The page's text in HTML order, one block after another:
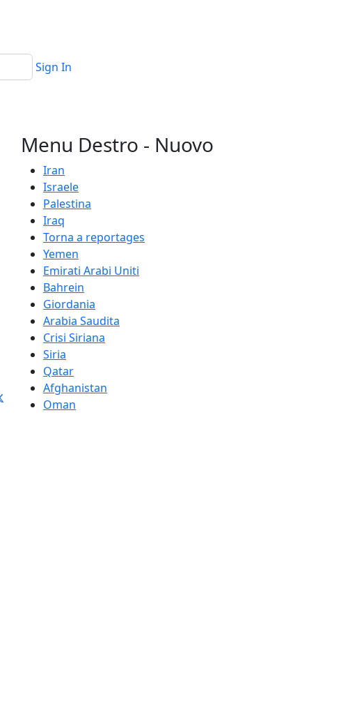
Sign In
Menu Destro - Nuovo
Iran
Israele
Palestina
Iraq
Torna a reportages
Yemen
Emirati Arabi Uniti
Bahrein
Giordania
Arabia Saudita
Crisi Siriana
Siria
Qatar
Afghanistan
Oman